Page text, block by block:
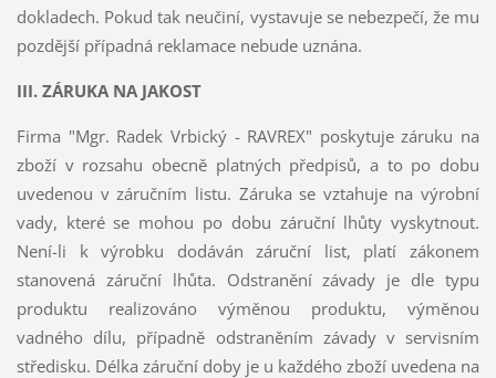
dokladech. Pokud tak neučiní, vystavuje se nebezpečí, že mu
pozdější případná reklamace nebude uznána.
III. ZÁRUKA NA JAKOST
Firma "Mgr. Radek Vrbický - RAVREX" poskytuje záruku na
zboží v rozsahu obecně platných předpisů, a to po dobu
uvedenou v záručním listu. Záruka se vztahuje na výrobní
vady, které se mohou po dobu záruční lhůty vyskytnout.
Není-li k výrobku dodáván záruční list, platí zákonem
stanovená záruční lhůta. Odstranění závady je dle typu
produktu realizováno výměnou produktu, výměnou
vadného dílu, případně odstraněním závady v servisním
středisku. Délka záruční doby je u každého zboží uvedena na